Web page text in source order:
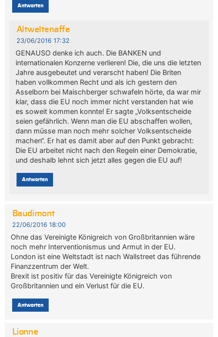
Antworten
Altweltenaffe
23/06/2016 17:32
GENAUSO denke ich auch. Die BANKEN und
internationalen Konzerne verlieren! Die, die uns die letzten
Jahre ausgebeutet und verarscht haben! Die Briten
haben vollkommen Recht und als ich gestern den
Asselborn bei Maischberger schwafeln hörte, da war mir
klar, dass die EU noch immer nicht verstanden hat wie
es soweit kommen konnte! Er sagte „Volksentscheide
seien gefährlich. Wenn man die EU abschaffen wollen,
dann müsse man noch mehr solcher Volksentscheide
machen“. Er hat es damit aber auf den Punkt gebracht:
Die EU arbeitet nicht nach den Regeln einer Demokratie,
und deshalb lehnt sich jetzt alles gegen die EU auf!
Antworten
Baudimont
22/06/2016 18:00
Ohne das Vereinigte Königreich von Großbritannien wäre
noch mehr Interventionismus und Armut in der EU.
London ist eine Weltstadt ist nach Wallstreet das führende
Finanzzentrum der Welt.
Brexit ist positiv für das Vereinigte Königreich von
Großbritannien und ein Verlust für die EU.
Antworten
Lionne